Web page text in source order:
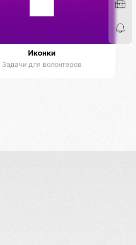
Иконки
Задачи для волонтеров